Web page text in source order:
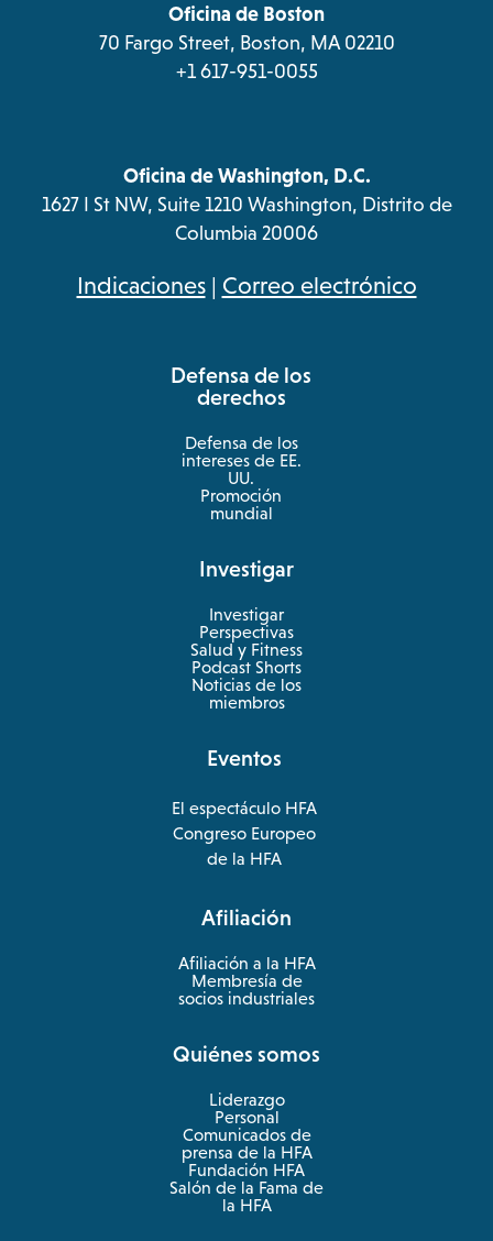
tab
Oficina de Boston
70 Fargo Street, Boston, MA 02210
+1 617-951-0055
Oficina de Washington, D.C.
1627 I St NW, Suite 1210 Washington, Distrito de
Columbia 20006
Indicacionesopens
new
| Correo electrónico
Defensa de los
derechos
Defensa de los
intereses de EE.
UU.
Promoción
mundial
Investigar
Investigar
Perspectivas
Salud y Fitness
opens
in
a
new
Podcast Shorts
Noticias de los
miembros
Eventos
El espectáculo HFA
opens
in
a
tab
Congreso Europeo
de la HFA
opens
tab
Afiliación
Afiliación a la HFA
Membresía de
socios industriales
Quiénes somos
Liderazgo
Personal
Comunicados de
prensa de la HFA
Fundación HFA
Salón de la Fama de
la HFA